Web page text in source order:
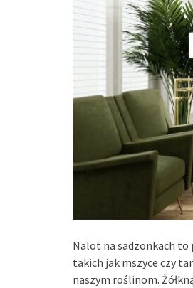
Nalot na sadzonkach to
takich jak mszyce czy
naszym roślinom.